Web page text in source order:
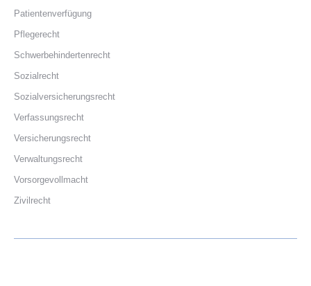
Patientenverfügung
Pflegerecht
Schwerbehindertenrecht
Sozialrecht
Sozialversicherungsrecht
Verfassungsrecht
Versicherungsrecht
Verwaltungsrecht
Vorsorgevollmacht
Zivilrecht